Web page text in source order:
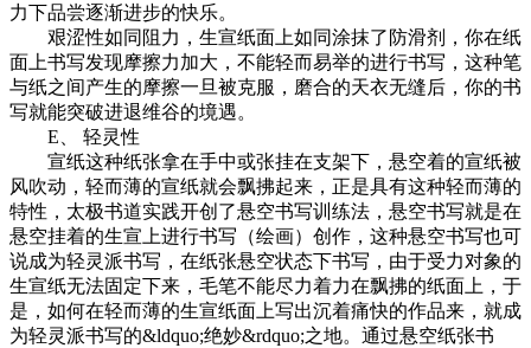
力下品尝逐渐进步的快乐。
艰涩性如同阻力，生宣纸面上如同涂抹了防滑剂，你在纸
面上书写发现摩擦力加大，不能轻而易举的进行书写，这种笔
与纸之间产生的摩擦一旦被克服，磨合的天衣无缝后，你的书
写就能突破进退维谷的境遇。
E、 轻灵性
宣纸这种纸张拿在手中或张挂在支架下，悬空着的宣纸被
风吹动，轻而薄的宣纸就会飘拂起来，正是具有这种轻而薄的
特性，太极书道实践开创了悬空书写训练法，悬空书写就是在
悬空挂着的生宣上进行书写（绘画）创作，这种悬空书写也可
说成为轻灵派书写，在纸张悬空状态下书写，由于受力对象的
生宣纸无法固定下来，毛笔不能尽力着力在飘拂的纸面上，于
是，如何在轻而薄的生宣纸面上写出沉着痛快的作品来，就成
为轻灵派书写的&ldquo;绝妙&rdquo;之地。通过悬空纸张书